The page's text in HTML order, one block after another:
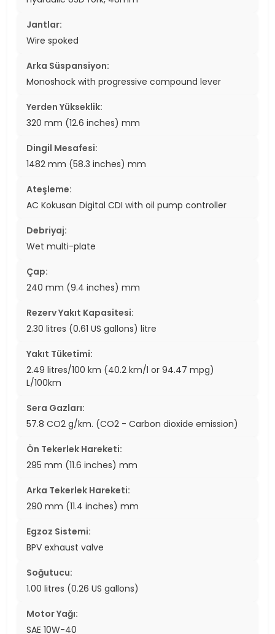
Jantlar:
Wire spoked
Arka Süspansiyon:
Monoshock with progressive compound lever
Yerden Yükseklik:
320 mm (12.6 inches) mm
Dingil Mesafesi:
1482 mm (58.3 inches) mm
Ateşleme:
AC Kokusan Digital CDI with oil pump controller
Debriyaj:
Wet multi-plate
Çap:
240 mm (9.4 inches) mm
Rezerv Yakıt Kapasitesi:
2.30 litres (0.61 US gallons) litre
Yakıt Tüketimi:
2.49 litres/100 km (40.2 km/l or 94.47 mpg)
L/100km
Sera Gazları:
57.8 CO2 g/km. (CO2 - Carbon dioxide emission)
Ön Tekerlek Hareketi:
295 mm (11.6 inches) mm
Arka Tekerlek Hareketi:
290 mm (11.4 inches) mm
Egzoz Sistemi:
BPV exhaust valve
Soğutucu:
1.00 litres (0.26 US gallons)
Motor Yağı:
SAE 10W-40